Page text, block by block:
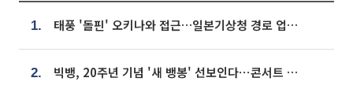
1. 태풍 '돌핀' 오키나와 접근…일본기상청 경로 업데이트
2. 빅뱅, 20주년 기념 '새 뱅봉' 선보인다⋯콘서트 앞두고 팝업 개최